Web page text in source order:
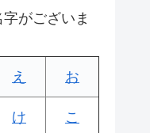
がございま
え お
け こ